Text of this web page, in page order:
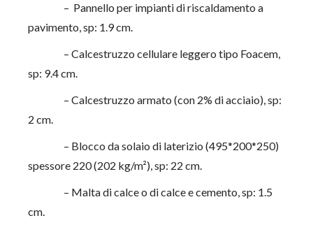
– Pannello per impianti di riscaldamento a
pavimento, sp: 1.9 cm.
– Calcestruzzo cellulare leggero tipo Foacem,
sp: 9.4 cm.
– Calcestruzzo armato (con 2% di acciaio), sp:
2 cm.
– Blocco da solaio di laterizio (495*200*250)
spessore 220 (202 kg/m²), sp: 22 cm.
– Malta di calce o di calce e cemento, sp: 1.5
cm.